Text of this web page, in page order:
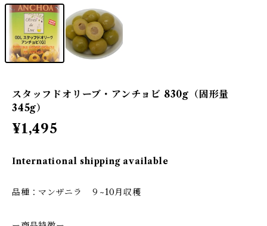
スタッフドオリーブ・アンチョビ 830g（固形量
345g）
¥1,495
International shipping available
品種：マンザニラ ９~10月収穫